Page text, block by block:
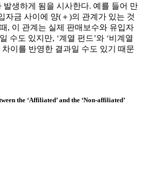
발생하게 됨을 시사한다. 예를 들어 만
자금 사이에 양(＋)의 관계가 있는 것
, 이 관계는 실제 판매보수와 유입자
수도 있지만, ‘계열 펀드’와 ‘비계열
차이를 반영한 결과일 수도 있기 때문
the ‘Affiliated’ and the ‘Non-affiliated’